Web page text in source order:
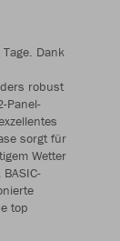
Dank
robust
Panel-
sorgt für
Wetter
top